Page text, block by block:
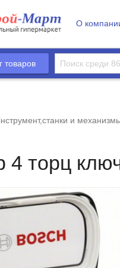
О
товаров
и
4 торц